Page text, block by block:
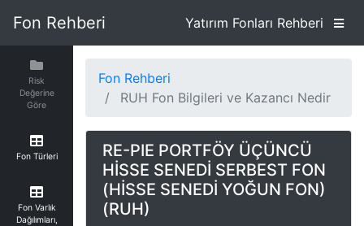
Fon Rehberi Yatırım Fonları Rehberi
Risk
Değerine
Göre
Fon Türleri
Fon Varlık
Dağılımları,
Fon Rehberi
RUH Fon Bilgileri ve Kazancı Nedir
RE-PIE PORTFÖY ÜÇÜNCÜ
HİSSE SENEDİ SERBEST FON
(HİSSE SENEDİ YOĞUN FON)
(RUH)